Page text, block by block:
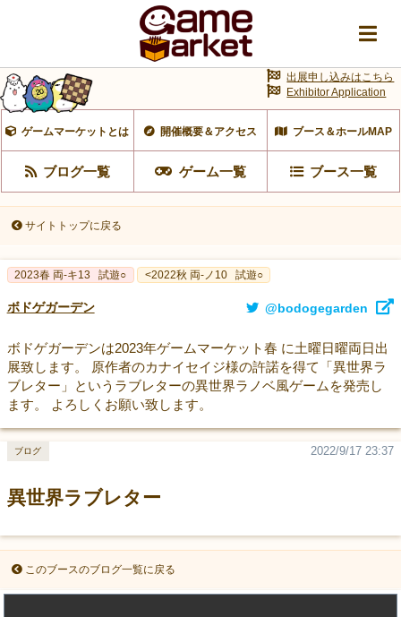
ゲームマーケットとは 開催概要＆アクセス ブース＆ホールMAP
ブログ一覧 ゲーム一覧 ブース一覧
出展申し込みはこちら
Exhibitor Application
サイトトップに戻る
2023春 両‐キ13 試遊○ <2022秋 両-ノ10 試遊○
ボドゲガーデン @bodogegarden
ボドゲガーデンは2023年ゲームマーケット春 に土曜日曜両日出
展致します。 原作者のカナイセイジ様の許諾を得て「異世界ラ
ブレター」というラブレターの異世界ラノベ風ゲームを発売し
ます。 よろしくお願い致します。
異世界ラブレター
2022/9/17 23:37
ブログ
このブースのブログ一覧に戻る